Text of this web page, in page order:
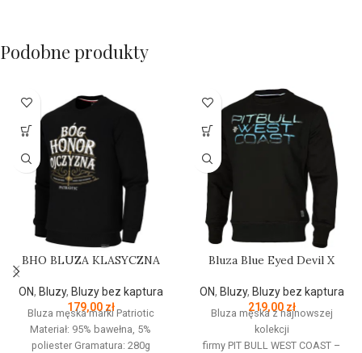
Podobne produkty
BHO BLUZA KLASYCZNA
ON, Bluzy, Bluzy bez kaptura
179,00 zł
Bluza męska marki Patriotic
Materiał: 95% bawełna, 5%
poliester Gramatura: 280g
Bluza Blue Eyed Devil X
ON, Bluzy, Bluzy bez kaptura
219,00 zł
Bluza męska z najnowszej
kolekcji
firmy PIT BULL WEST COAST –